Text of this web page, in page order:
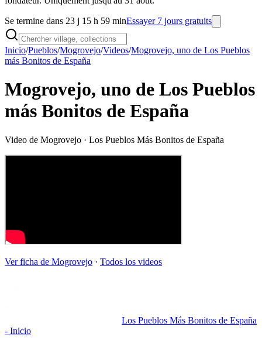
Se termine dans 23 j 15 h 59 minEssayer 7 jours gratuits
Inicio/Pueblos/Mogrovejo/Videos/Mogrovejo, uno de Los Pueblos
más Bonitos de España
Mogrovejo, uno de Los Pueblos
más Bonitos de España
Video de Mogrovejo · Los Pueblos Más Bonitos de España
Ver ficha de Mogrovejo · Todos los videos
Los Pueblos Más Bonitos de España
- Inicio